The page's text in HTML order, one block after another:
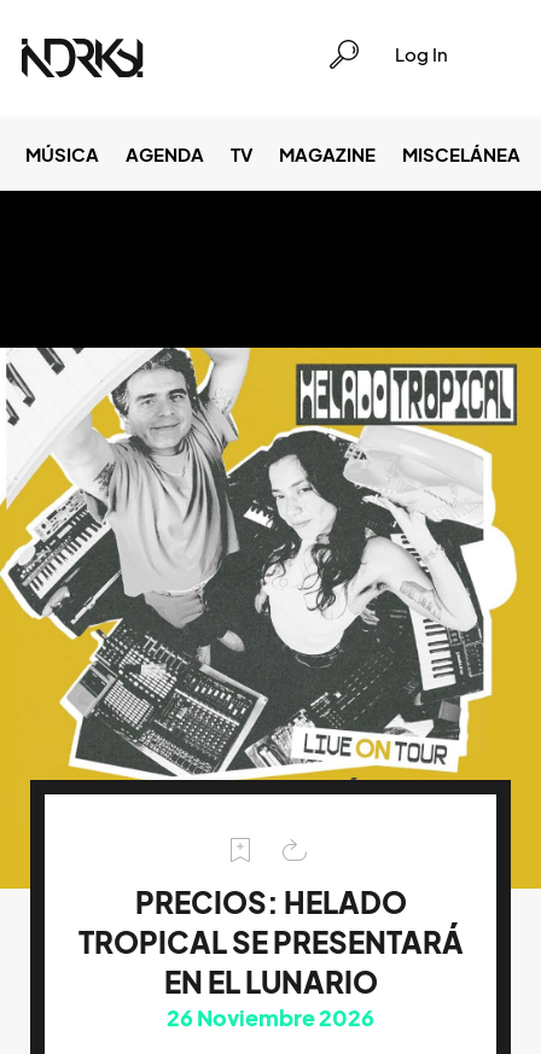
Log In
MÚSICA AGENDA TV MAGAZINE MISCELÁNEA
PRECIOS: HELADO
TROPICAL SE PRESENTARÁ
EN EL LUNARIO
26Noviembre 2026